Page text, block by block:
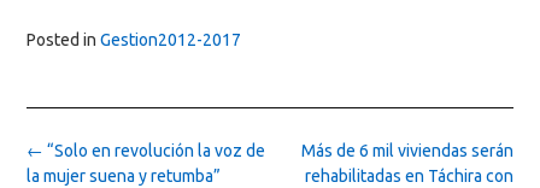
Posted in Gestion2012-2017
Post
navigation
Más de 6 mil viviendas serán
rehabilitadas en Táchira con
← “Solo en revolución la voz de
la mujer suena y retumba”